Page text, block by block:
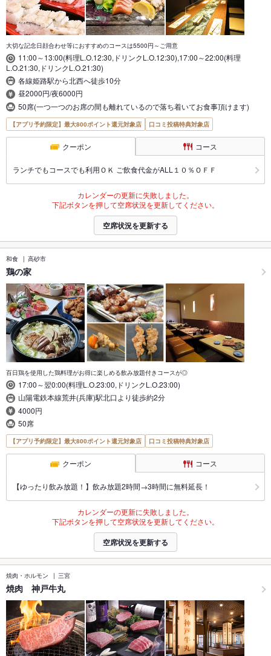
大切な記念日顔合わせ等におすすめのコースは5500円～ご用意
11:00～13:00(料理L.O.12:30,ドリンクL.O.12:30),17:00～22:00(料理
L.O.21:30,ドリンクL.O.21:30)
各線姫路駅から北西へ徒歩10分
昼2000円/夜6000円
50席(一つ一つのお席の間も離れているので落ち着いてお食事頂けます)
【アプリ予約限定】最大800ポイント還元対象店 口コミ投稿特典対象店
クーポン コース
ランチでもコースでも利用ＯＫ ご飲食代金がALL１０％ＯＦＦ
カレンダーの更新に失敗しました。
下記ボタンを押して空席状況を更新してください。
空席状況を更新する
和食 高砂市
鶏の家
百日鶏を使用した鶏料理がお得に楽しめる飲み放題付きコースが◎
17:00～翌0:00(料理L.O.23:00,ドリンクL.O.23:00)
山陽電鉄本線荒井(兵庫)駅北口より徒歩約2分
4000円
50席
【アプリ予約限定】最大800ポイント還元対象店 口コミ投稿特典対象店
クーポン コース
【ゆったり飲み放題！】飲み放題2時間→3時間に無料延長！
カレンダーの更新に失敗しました。
下記ボタンを押して空席状況を更新してください。
空席状況を更新する
焼肉・ホルモン 三宮
焼肉 神戸牛丸